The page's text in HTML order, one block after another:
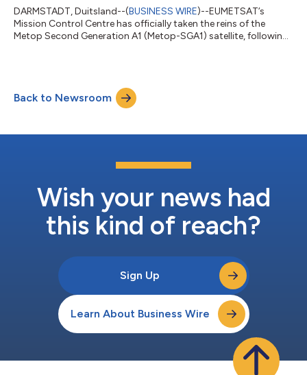
DARMSTADT, Duitsland--(BUSINESS WIRE)--EUMETSAT’s
Mission Control Centre has officially taken the reins of the
Metop Second Generation A1 (Metop-SGA1) satellite, following
Metop Second Generation A1 (Metop-SGA1) satelliet, na de
succesvolle afronding van de lanceer- en vroege operationele
fase (LEOP). Gedurende drie intensi...
Back to Newsroom
Wish your news had
this kind of reach?
Sign Up
Learn About Business Wire